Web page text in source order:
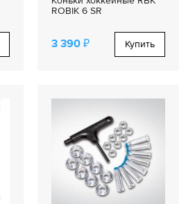
ROBIK 6 SR
3 390 ₽ Купить